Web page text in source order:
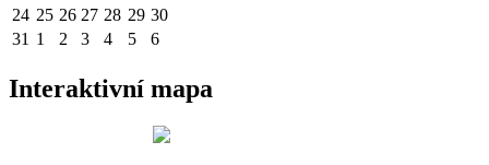
24 25 26 27 28 29 30
31 1 2 3 4 5 6
Interaktivní mapa